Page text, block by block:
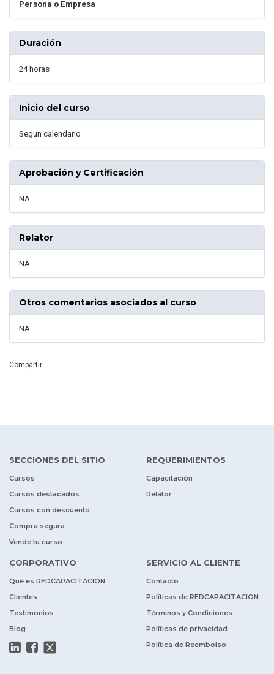
Persona o Empresa
Duración
24 horas
Inicio del curso
Segun calendario
Aprobación y Certificación
NA
Relator
NA
Otros comentarios asociados al curso
NA
Compartir
SECCIONES DEL SITIO
Cursos
Cursos destacados
Cursos con descuento
Compra segura
Vende tu curso
REQUERIMIENTOS
Capacitación
Relator
CORPORATIVO
Qué es REDCAPACITACION
Clientes
Testimonios
Blog
SERVICIO AL CLIENTE
Contacto
Políticas de REDCAPACITACION
Términos y Condiciones
Políticas de privacidad
Política de Reembolso